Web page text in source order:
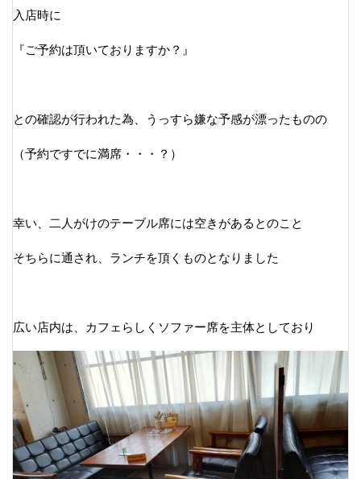
入店時に
『ご予約は頂いておりますか？』
との確認が行われた為、うっすら嫌な予感が漂ったものの
（予約ですでに満席・・・？）
幸い、二人がけのテーブル席には空きがあるとのこと
そちらに通され、ランチを頂くものとなりました
広い店内は、カフェらしくソファー席を主体としており